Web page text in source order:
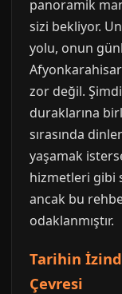
panoramik
sizi bekliyor.
yolu, onun
zor değil.
duraklarına
sırasında
yaşamak
hizmetleri gibi
ancak bu
odaklanmıştır.
Tarihin
Çevresi